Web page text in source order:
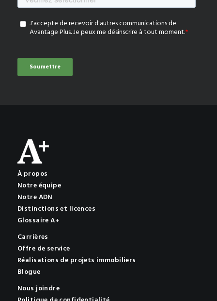
À propos
Notre équipe
Notre ADN
Distinctions et licences
Glossaire A+
Carrières
Offre de service
Réalisations de projets immobiliers
Blogue
Nous joindre